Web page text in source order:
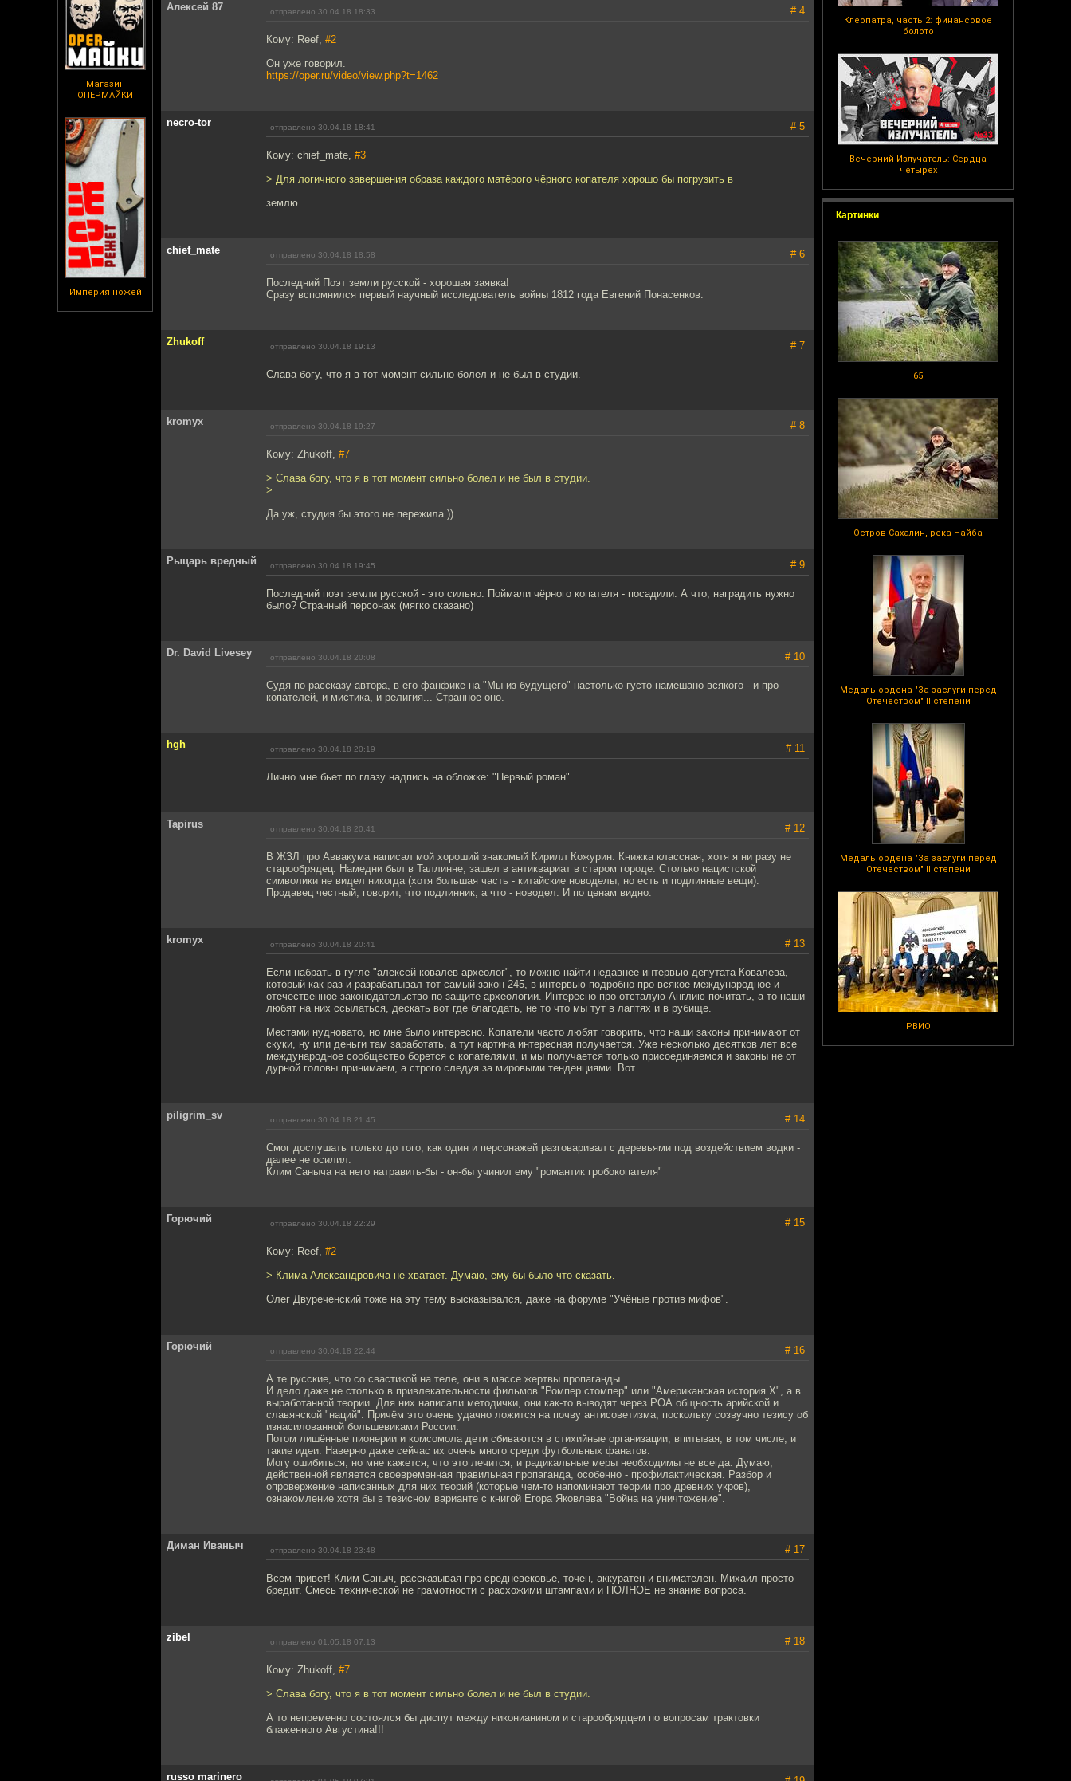
Магазин
ОПЕРМАЙКИ
Империя ножей
Клеопатра, часть 2: финансовое
болото
Вечерний Излучатель: Сердца
четырех
Картинки
65
Остров Сахалин, река Найба
Медаль ордена "За заслуги перед
Отечеством" II степени
Медаль ордена "За заслуги перед
Отечеством" II степени
РВИО
Алексей 87 отправлено 30.04.18 18:33 # 4
Кому: Reef, #2
Он уже говорил.
https://oper.ru/video/view.php?t=1462
necro-tor отправлено 30.04.18 18:41 # 5
Кому: chief_mate, #3
> Для логичного завершения образа каждого матёрого чёрного копателя хорошо бы погрузить в
землю.
chief_mate отправлено 30.04.18 18:58 # 6
Последний Поэт земли русской - хорошая заявка!
Сразу вспомнился первый научный исследователь войны 1812 года Евгений Понасенков.
Zhukoff отправлено 30.04.18 19:13 # 7
Слава богу, что я в тот момент сильно болел и не был в студии.
kromyx отправлено 30.04.18 19:27 # 8
Кому: Zhukoff, #7
> Слава богу, что я в тот момент сильно болел и не был в студии.
>
Да уж, студия бы этого не пережила ))
Рыцарь вредный отправлено 30.04.18 19:45 # 9
Последний поэт земли русской - это сильно. Поймали чёрного копателя - посадили. А что, наградить нужно
было? Странный персонаж (мягко сказано)
Dr. David Livesey отправлено 30.04.18 20:08 # 10
Судя по рассказу автора, в его фанфике на "Мы из будущего" настолько густо намешано всякого - и про
копателей, и мистика, и религия... Странное оно.
hgh отправлено 30.04.18 20:19 # 11
Лично мне бьет по глазу надпись на обложке: "Первый роман".
Tapirus отправлено 30.04.18 20:41 # 12
В ЖЗЛ про Аввакума написал мой хороший знакомый Кирилл Кожурин. Книжка классная, хотя я ни разу не
старообрядец. Намедни был в Таллинне, зашел в антиквариат в старом городе. Столько нацистской
символики не видел никогда (хотя большая часть - китайские новоделы, но есть и подлинные вещи).
Продавец честный, говорит, что подлинник, а что - новодел. И по ценам видно.
kromyx отправлено 30.04.18 20:41 # 13
Если набрать в гугле "алексей ковалев археолог", то можно найти недавнее интервью депутата Ковалева,
который как раз и разрабатывал тот самый закон 245, в интервью подробно про всякое международное и
отечественное законодательство по защите археологии. Интересно про отсталую Англию почитать, а то наши
любят на них ссылаться, дескать вот где благодать, не то что мы тут в лаптях и в рубище.
Местами нудновато, но мне было интересно. Копатели часто любят говорить, что наши законы принимают от
скуки, ну или деньги там заработать, а тут картина интересная получается. Уже несколько десятков лет все
международное сообщество борется с копателями, и мы получается только присоединяемся и законы не от
дурной головы принимаем, а строго следуя за мировыми тенденциями. Вот.
piligrim_sv отправлено 30.04.18 21:45 # 14
Смог дослушать только до того, как один и персонажей разговаривал с деревьями под воздействием водки -
далее не осилил.
Клим Саныча на него натравить-бы - он-бы учинил ему "романтик гробокопателя"
Горючий отправлено 30.04.18 22:29 # 15
Кому: Reef, #2
> Клима Александровича не хватает. Думаю, ему бы было что сказать.
Олег Двуреченский тоже на эту тему высказывался, даже на форуме "Учёные против мифов".
Горючий отправлено 30.04.18 22:44 # 16
А те русские, что со свастикой на теле, они в массе жертвы пропаганды.
И дело даже не столько в привлекательности фильмов "Ромпер стомпер" или "Американская история Х", а в
выработанной теории. Для них написали методички, они как-то выводят через РОА общность арийской и
славянской "наций". Причём это очень удачно ложится на почву антисоветизма, поскольку созвучно тезису об
изнасилованной большевиками России.
Потом лишённые пионерии и комсомола дети сбиваются в стихийные организации, впитывая, в том числе, и
такие идеи. Наверно даже сейчас их очень много среди футбольных фанатов.
Могу ошибиться, но мне кажется, что это лечится, и радикальные меры необходимы не всегда. Думаю,
действенной является своевременная правильная пропаганда, особенно - профилактическая. Разбор и
опровержение написанных для них теорий (которые чем-то напоминают теории про древних укров),
ознакомление хотя бы в тезисном варианте с книгой Егора Яковлева "Война на уничтожение".
Диман Иваныч отправлено 30.04.18 23:48 # 17
Всем привет! Клим Саныч, рассказывая про средневековье, точен, аккуратен и внимателен. Михаил просто
бредит. Смесь технической не грамотности с расхожими штампами и ПОЛНОЕ не знание вопроса.
zibel отправлено 01.05.18 07:13 # 18
Кому: Zhukoff, #7
> Слава богу, что я в тот момент сильно болел и не был в студии.
А то непременно состоялся бы диспут между никонианином и старообрядцем по вопросам трактовки
блаженного Августина!!!
russo marinero